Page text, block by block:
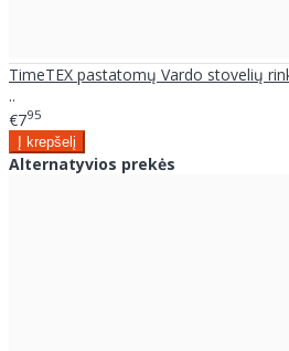
TimeTEX pastatomų Vardo stovelių
..
€795
Alternatyvios prekės